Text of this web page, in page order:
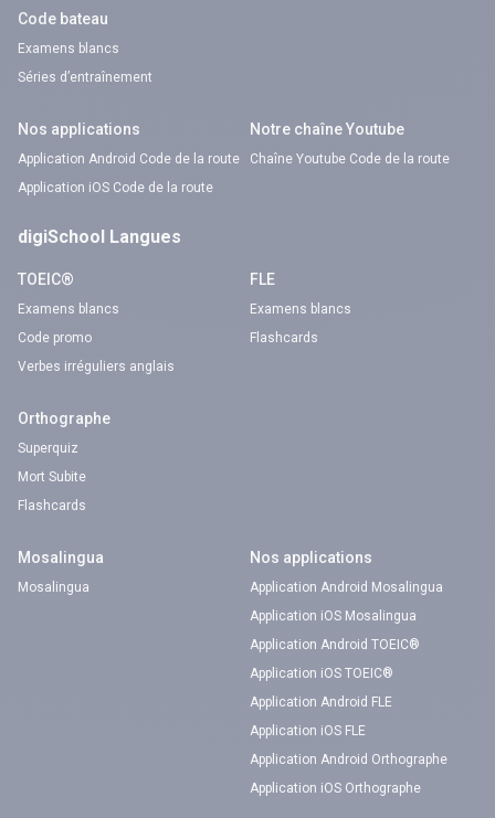
Code bateau
Examens blancs
Séries d’entraînement
Nos applications
Application Android Code de la route
Application iOS Code de la route
Notre chaîne Youtube
Chaîne Youtube Code de la route
digiSchool Langues
TOEIC®
Examens blancs
Code promo
Verbes irréguliers anglais
FLE
Examens blancs
Flashcards
Orthographe
Superquiz
Mort Subite
Flashcards
Mosalingua
Mosalingua
Nos applications
Application Android Mosalingua
Application iOS Mosalingua
Application Android TOEIC®
Application iOS TOEIC®
Application Android FLE
Application iOS FLE
Application Android Orthographe
Application iOS Orthographe